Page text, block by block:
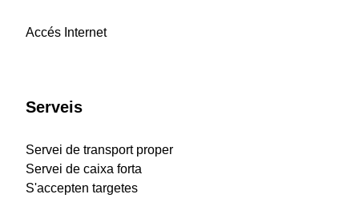
Accés Internet
Serveis
Servei de transport proper
Servei de caixa forta
S'accepten targetes